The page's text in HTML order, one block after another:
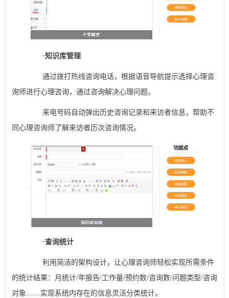
·知识库管理
通过拨打热线咨询电话，根据语音导航提示选择心理咨
询师进行心理咨询，通过咨询解决心理问题。
来电号码自动弹出历史咨询记录和来访者信息，帮助不
同心理咨询师了解来访者历次咨询情况。
·查询统计
利用简洁的架构设计，让心理咨询师轻松实现所需条件
的统计结果：月统计/年报告/工作量/预约数/咨询数/问题类型/咨询
对象……实现系统内存在的信息灵活分类统计。